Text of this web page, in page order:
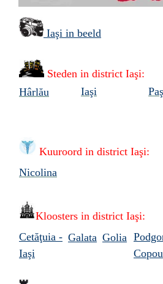
Iaşi in beeld
Steden in district Iaşi:
Hârlău
Iaşi
Kuuroord in district Iaşi:
Nicolina
Kloosters in district Iaşi:
Cetăţuia -
Iaşi
Galata Golia
Copou